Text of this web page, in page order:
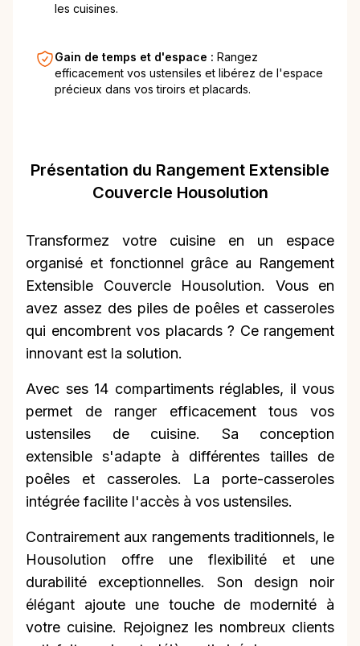
les cuisines.
Gain de temps et d'espace : Rangez
efficacement vos ustensiles et libérez de l'espace
précieux dans vos tiroirs et placards.
Présentation du Rangement Extensible
Couvercle Housolution
Transformez votre cuisine en un espace
organisé et fonctionnel grâce au Rangement
Extensible Couvercle Housolution. Vous en
avez assez des piles de poêles et casseroles
qui encombrent vos placards ? Ce rangement
innovant est la solution.
Avec ses 14 compartiments réglables, il vous
permet de ranger efficacement tous vos
ustensiles de cuisine. Sa conception
extensible s'adapte à différentes tailles de
poêles et casseroles. La porte-casseroles
intégrée facilite l'accès à vos ustensiles.
Contrairement aux rangements traditionnels, le
Housolution offre une flexibilité et une
durabilité exceptionnelles. Son design noir
élégant ajoute une touche de modernité à
votre cuisine. Rejoignez les nombreux clients